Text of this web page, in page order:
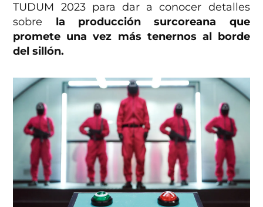
TUDUM 2023 para dar a conocer detalles
sobre la producción surcoreana que
promete una vez más tenernos al borde
del sillón.